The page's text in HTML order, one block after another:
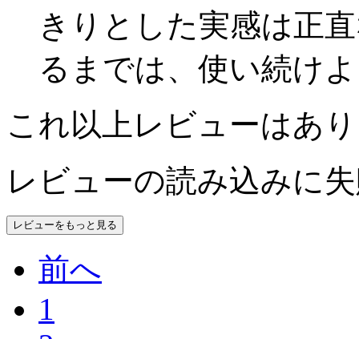
きりとした実感は正
るまでは、使い続け
これ以上レビューはあ
レビューの読み込みに
レビューをもっと見る
前へ
1